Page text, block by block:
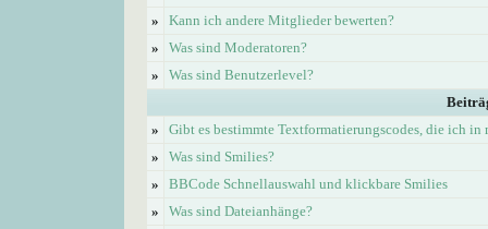
»
Kann ich andere Mitglieder bewerten?
»
Was sind Moderatoren?
»
Was sind Benutzerlevel?
»
Gibt es bestimmte Textformatierungscodes, die ich
»
Was sind Smilies?
»
BBCode Schnellauswahl und klickbare Smilies
»
Was sind Dateianhänge?